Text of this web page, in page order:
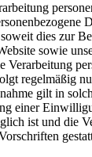
dies zur
sowie
Verarbeitung
regelmäßig
gilt in
einer
ist und die